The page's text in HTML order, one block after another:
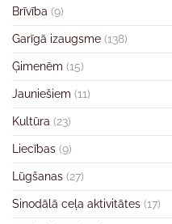
Brīvība (9)
Garīgā izaugsme (138)
Ģimenēm (15)
Jauniešiem (11)
Kultūra (23)
Liecības (9)
Lūgšanas (27)
Sinodālā ceļa aktivitātes (17)